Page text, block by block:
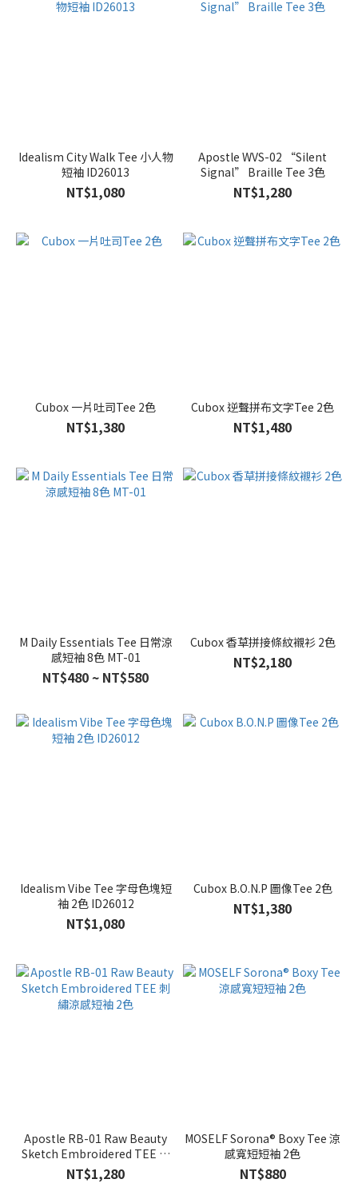
Idealism City Walk Tee 小人物
短袖 ID26013
NT$1,080
Apostle WVS-02 “Silent
Signal” Braille Tee 3色
NT$1,280
Cubox 一片吐司Tee 2色
NT$1,380
Cubox 逆聲拼布文字Tee 2色
NT$1,480
M Daily Essentials Tee 日常涼
感短袖 8色 MT-01
NT$480 ~ NT$580
Cubox 香草拼接條紋襯衫 2色
NT$2,180
Idealism Vibe Tee 字母色塊短
袖 2色 ID26012
NT$1,080
Cubox B.O.N.P 圖像Tee 2色
NT$1,380
Apostle RB-01 Raw Beauty
Sketch Embroidered TEE 刺
繡涼感短袖 2色
NT$1,280
MOSELF Sorona® Boxy Tee 涼
感寬短短袖 2色
NT$880